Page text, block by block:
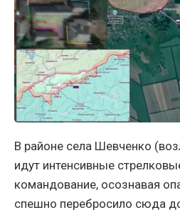
В районе села Шевченко
идут интенсивные
командование, осознавая
спешно перебросило сюда